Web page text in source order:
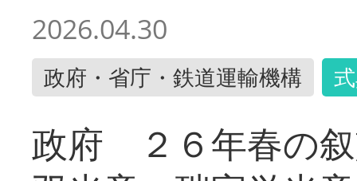
2026.04.30
政府・省庁・鉄道運輸機構
政府 ２６年春の